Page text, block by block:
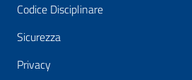
Codice Disciplinare
Sicurezza
Privacy